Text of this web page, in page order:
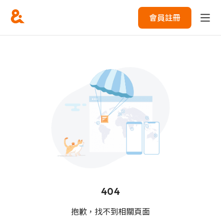
會員註冊
404
抱歉，找不到相關頁面